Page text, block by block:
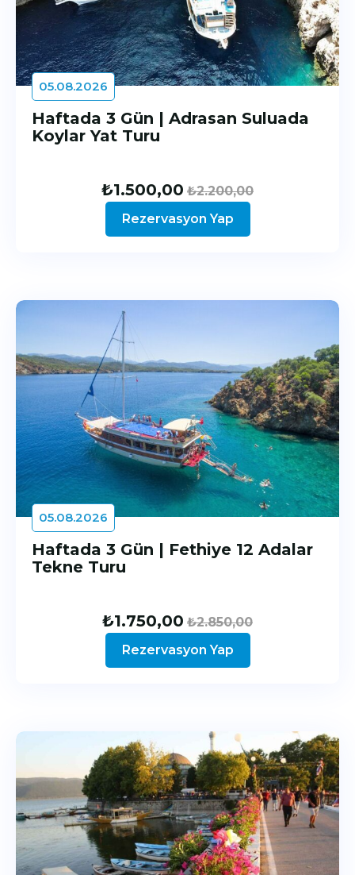
05.08.2026
Haftada 3 Gün | Adrasan Suluada
Koylar Yat Turu
₺1.500,00 ₺2.200,00
Rezervasyon Yap
05.08.2026
Haftada 3 Gün | Fethiye 12 Adalar
Tekne Turu
₺1.750,00 ₺2.850,00
Rezervasyon Yap